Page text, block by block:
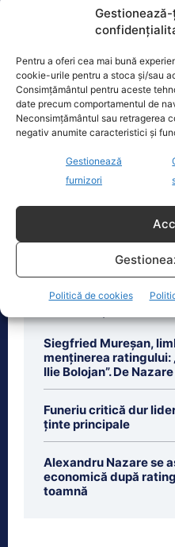
Pentru a oferi cea mai bună
cookie-urile pentru a stoca și/sau
Consimțământul pentru aceste
date precum comportamentul de
Neconsimțământul sau retragerea
negativ anumite caracteristici și
Gestionează
furnizori
Politică de cookies
Oficiul de Știri
Situație explozivă la FIFA:
periculos ca…
Gianni
2016,
la
sale[...]
Siegfried Mureșan,
menținerea ratingului:
Ilie Bolojan”. De
Funeriu critică dur
ținte principale
Alexandru Nazare se
economică după
toamnă